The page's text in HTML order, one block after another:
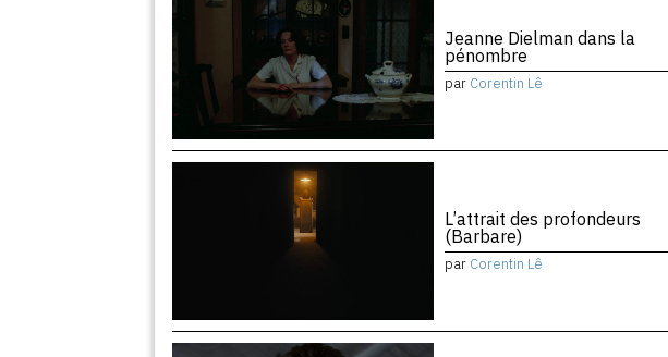
Jeanne Dielman dans la
pénombre
par Corentin Lê
L’attrait des profondeurs
(Barbare)
par Corentin Lê